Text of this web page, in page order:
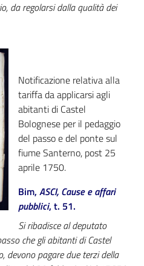
da regolarsi dalla qualità dei
Notificazione relativa alla
tariffa da applicarsi agli
abitanti di Castel
Bolognese per il pedaggio
del passo e del ponte sul
fiume Santerno, post 25
aprile 1750.
Bim, ASCI, Cause e affari
pubblici, t. 51.
Si ribadisce al deputato
che gli abitanti di Castel
devono pagare due terzi della